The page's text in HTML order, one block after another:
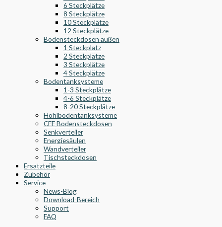
6 Steckplätze
8 Steckplätze
10 Steckplätze
12 Steckplätze
Bodensteckdosen außen
1 Steckplatz
2 Steckplätze
3 Steckplätze
4 Steckplätze
Bodentanksysteme
1-3 Steckplätze
4-6 Steckplätze
8-20 Steckplätze
Hohlbodentanksysteme
CEE Bodensteckdosen
Senkverteiler
Energiesäulen
Wandverteiler
Tischsteckdosen
Ersatzteile
Zubehör
Service
News-Blog
Download-Bereich
Support
FAQ